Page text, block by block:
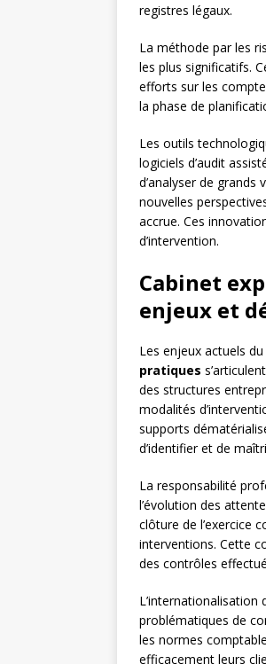
registres légaux.
La méthode par les
les plus significatifs.
efforts sur les
la phase de
Les outils
logiciels d’audit
d’analyser de grands
nouvelles
accrue. Ces
d’intervention.
Cabinet
enjeux et
Les enjeux actuels du
pratiques
des structures
modalités
supports
d’identifier et de
La responsabilité
l’évolution des
clôture de l’exercice
interventions. Cette
des contrôles
L’internationalisation
problématiques de
les normes
efficacement leurs